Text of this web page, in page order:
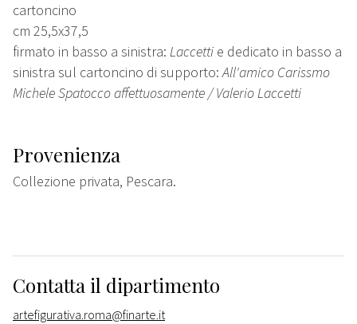
cartoncino
cm 25,5x37,5
firmato in basso a sinistra: Laccetti e dedicato in basso a
sinistra sul cartoncino di supporto:All'amico Carissmo
Michele Spatocco affettuosamente / Valerio Laccetti
Provenienza
Collezione privata, Pescara.
Contatta il dipartimento
artefigurativa.roma@finarte.it